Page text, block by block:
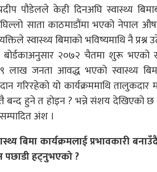
पौडेलले केही दिनअघि स्वास्थ्य
साता काठमाडौंमा भएको नेपाल
स्वास्थ्य बिमाको भविष्यमाथि नै
बोर्डकाअनुसार २०७२ चैतमा शुरू भएको
जनता आवद्ध भएको स्वास्थ्य
गरिरहेको यो कार्यक्रममाथि तालुकदार
बन्द हुने त होइन ? भन्ने संशय देखिएको छ ।
अंश ।
बिमा कार्यक्रमलाई प्रभावकारी
हट्नुभएको ?